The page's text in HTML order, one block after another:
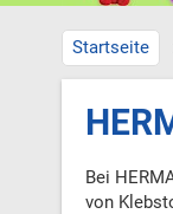
Startseite
Bei
von